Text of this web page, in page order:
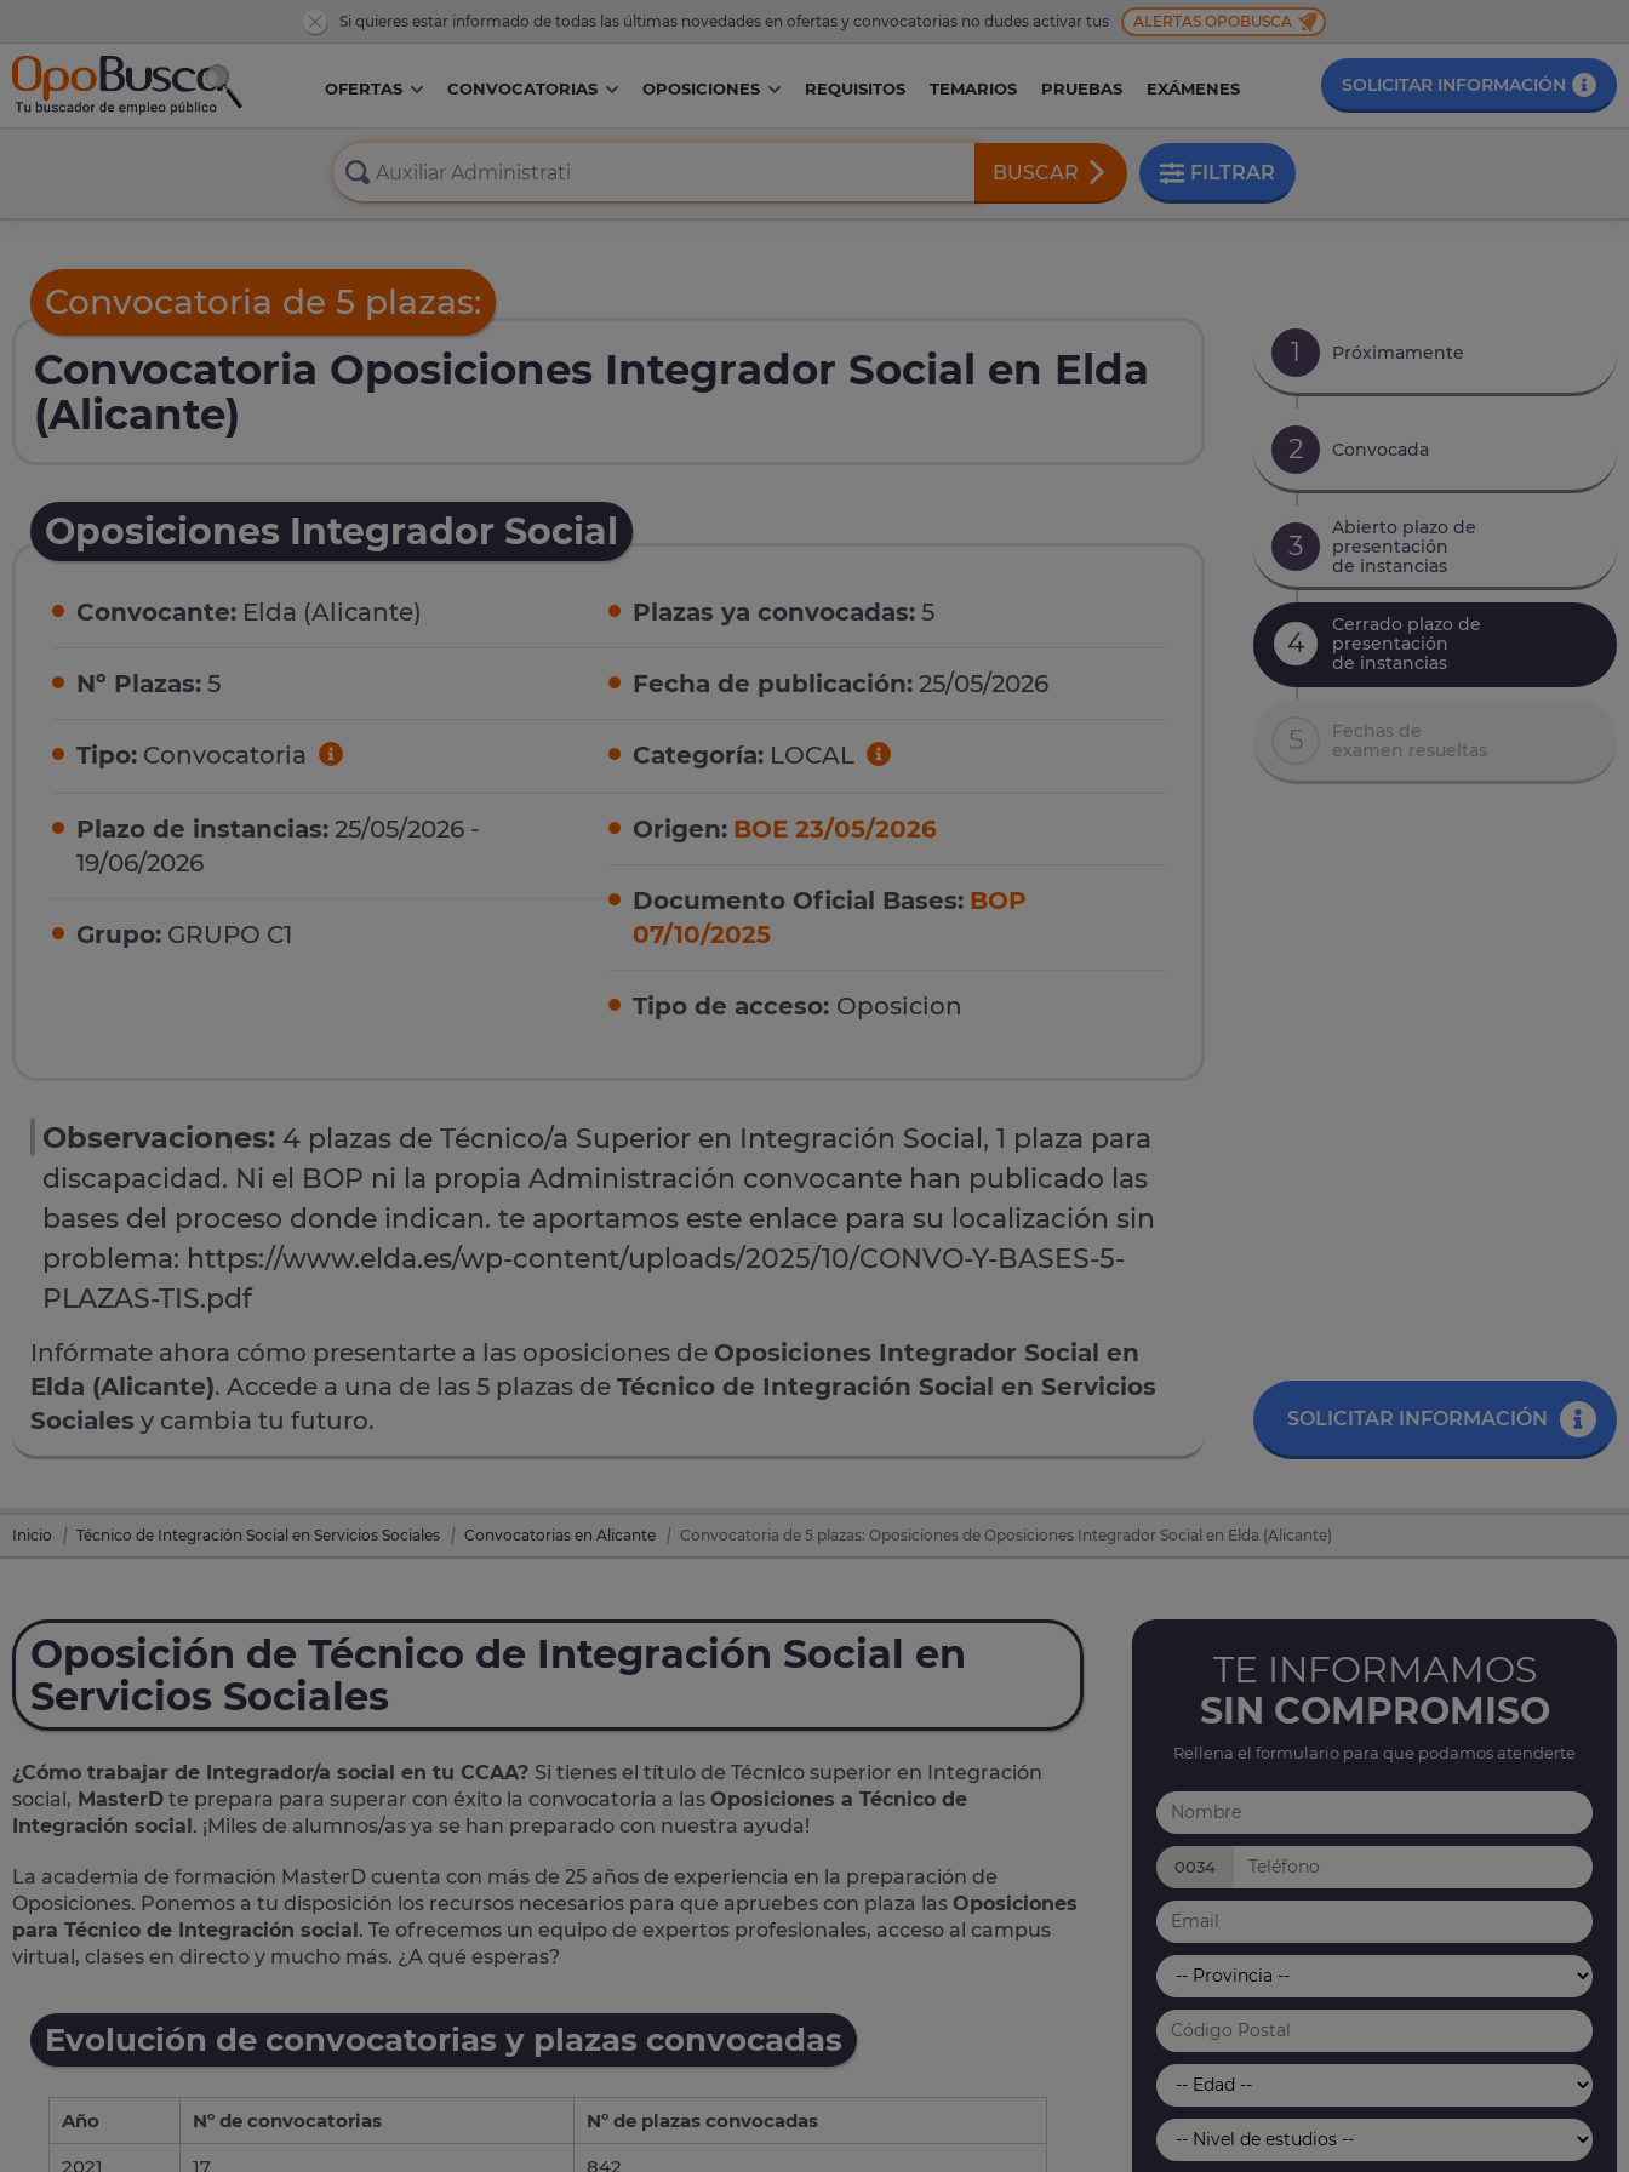
Si quieres estar informado de todas las últimas novedades en ofertas y convocatorias no dudes activar tus ALERTAS OPOBUSCA
OFERTAS CONVOCATORIAS OPOSICIONES REQUISITOS TEMARIOS PRUEBAS EXÁMENES SOLICITAR INFORMACIÓN
BUSCAR FILTRAR
Convocatoria de 5 plazas:
Convocatoria Oposiciones Integrador Social en Elda
(Alicante)
Oposiciones Integrador Social
Convocante: Elda (Alicante)
Nº Plazas: 5
Tipo: Convocatoria
Plazo de instancias: 25/05/2026 -
19/06/2026
Grupo: GRUPO C1
Plazas ya convocadas: 5
Fecha de publicación: 25/05/2026
Categoría: LOCAL
Origen: BOE 23/05/2026
Documento Oficial Bases: BOP
07/10/2025
Tipo de acceso: Oposicion
Observaciones: 4 plazas de Técnico/a Superior en Integración Social, 1 plaza para
discapacidad. Ni el BOP ni la propia Administración convocante han publicado las
bases del proceso donde indican. te aportamos este enlace para su localización sin
problema: https://www.elda.es/wp-content/uploads/2025/10/CONVO-Y-BASES-5-
PLAZAS-TIS.pdf
Infórmate ahora cómo presentarte a las oposiciones de Oposiciones Integrador Social en
Elda (Alicante). Accede a una de las 5 plazas de Técnico de Integración Social en Servicios
Sociales y cambia tu futuro.
1 Próximamente
2 Convocada
3
Abierto plazo de
presentación
de instancias
4
Cerrado plazo de
presentación
de instancias
5
Fechas de
examen resueltas
SOLICITAR INFORMACIÓN
Inicio Técnico de Integración Social en Servicios Sociales Convocatorias en Alicante Convocatoria de 5 plazas: Oposiciones de Oposiciones Integrador Social en Elda (Alicante)
Oposición de Técnico de Integración Social en
Servicios Sociales
¿Cómo trabajar de Integrador/a social en tu CCAA? Si tienes el título de Técnico superior en Integración
social, MasterD te prepara para superar con éxito la convocatoria a las Oposiciones a Técnico de
Integración social. ¡Miles de alumnos/as ya se han preparado con nuestra ayuda!
La academia de formación MasterD cuenta con más de 25 años de experiencia en la preparación de
Oposiciones. Ponemos a tu disposición los recursos necesarios para que apruebes con plaza las Oposiciones
para Técnico de Integración social. Te ofrecemos un equipo de expertos profesionales, acceso al campus
virtual, clases en directo y mucho más. ¿A qué esperas?
Evolución de convocatorias y plazas convocadas
Año Nº de convocatorias
Nº de plazas convocadas
2021
17
842
TE INFORMAMOS
SIN COMPROMISO
Rellena el formulario para que podamos atenderte
0034